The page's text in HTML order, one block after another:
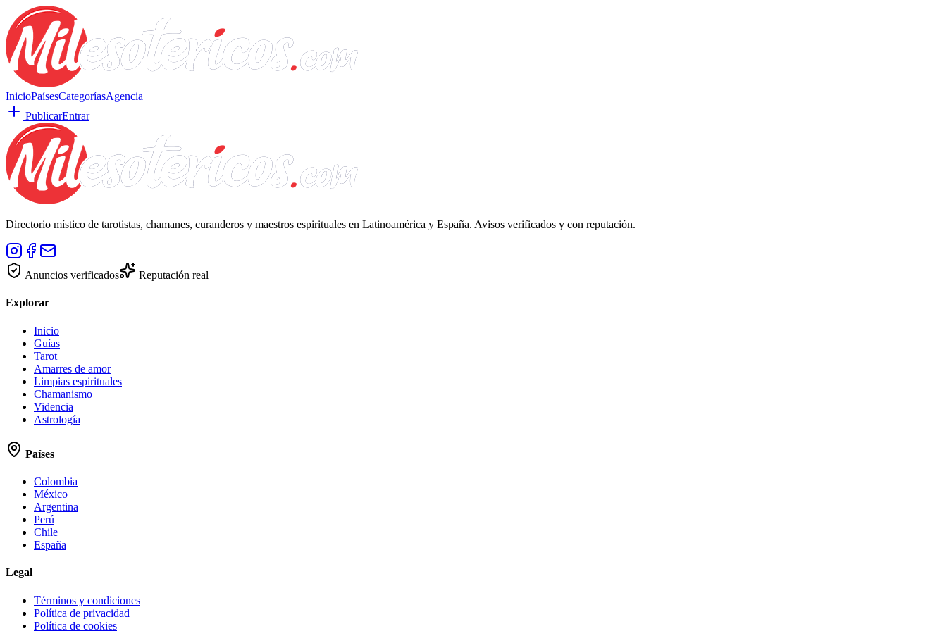
InicioPaísesCategoríasAgencia
PublicarEntrar
Directorio místico de tarotistas, chamanes, curanderos y maestros espirituales en Latinoamérica y España. Avisos verificados y con reputación.
Anuncios verificados Reputación real
Explorar
Inicio
Guías
Tarot
Amarres de amor
Limpias espirituales
Chamanismo
Videncia
Astrología
Países
Colombia
México
Argentina
Perú
Chile
España
Legal
Términos y condiciones
Política de privacidad
Política de cookies